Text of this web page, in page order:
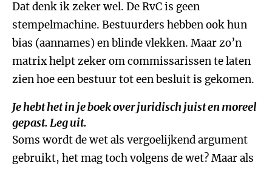
Dat denk ik zeker wel. De RvC is geen
stempelmachine. Bestuurders hebben ook hun
bias (aannames) en blinde vlekken. Maar zo’n
matrix helpt zeker om commissarissen te laten
zien hoe een bestuur tot een besluit is gekomen.
Je hebt het in je boek over juridisch juist en moreel
gepast. Leg uit.
Soms wordt de wet als vergoelijkend argument
gebruikt, het mag toch volgens de wet? Maar als